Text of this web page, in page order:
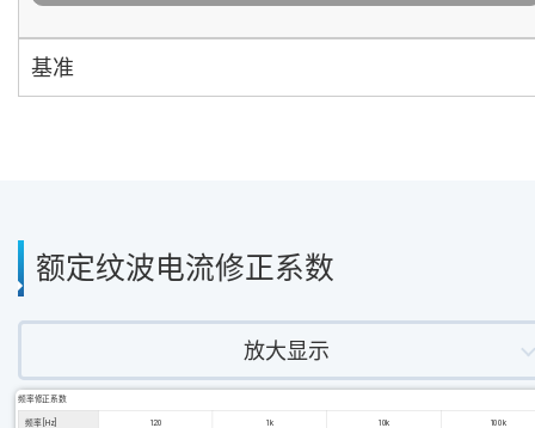
基准
额定纹波电流修正系数
放大显示
频率修正系数
频率 [Hz] 120 1k 10k 100k